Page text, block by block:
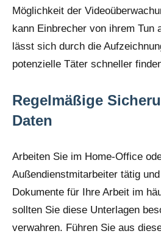
Möglichkeit der
kann Einbrecher von ihrem Tun
lässt sich durch die
potenzielle Täter schneller
Regelmäßige
Daten
Arbeiten Sie im Home-Office
Außendienstmitarbeiter tätig
Dokumente für Ihre Arbeit im
sollten Sie diese Unterlagen
verwahren. Führen Sie aus